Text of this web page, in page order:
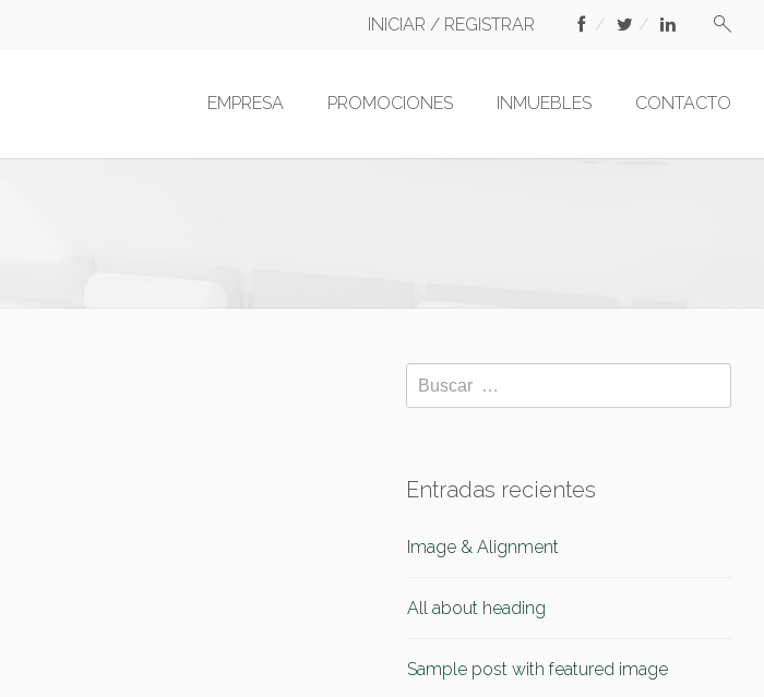
INICIAR / REGISTRAR
EMPRESA PROMOCIONES INMUEBLES CONTACTO
Entradas recientes
Image & Alignment
All about heading
Sample post with featured image